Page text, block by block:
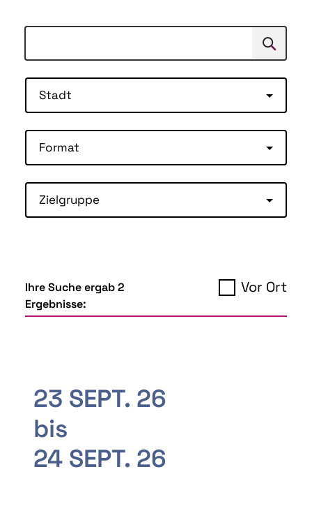
Suchen
Stadt
Format
Zielgruppe
Ihre Suche ergab 2
Ergebnisse:
Vor Ort
23 SEPT. 26
bis
24 SEPT. 26